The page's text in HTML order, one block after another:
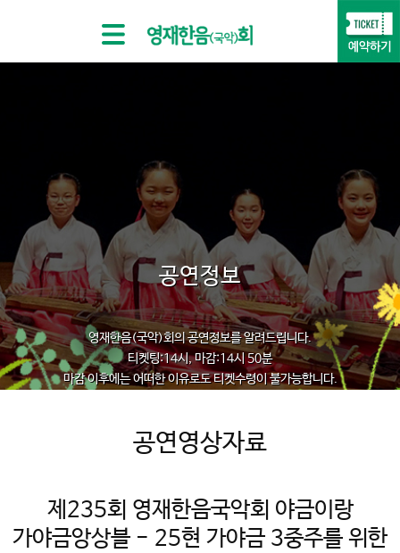
공연정보
영재한음(국악)회의 공연정보를 알려드립니다.
티켓팅:14시, 마감:14시 50분
마감 이후에는 어떠한 이유로도 티켓수령이 불가능합니다.
공연영상자료
제235회 영재한음국악회 야금이랑
가야금앙상블 - 25현 가야금 3중주를 위한